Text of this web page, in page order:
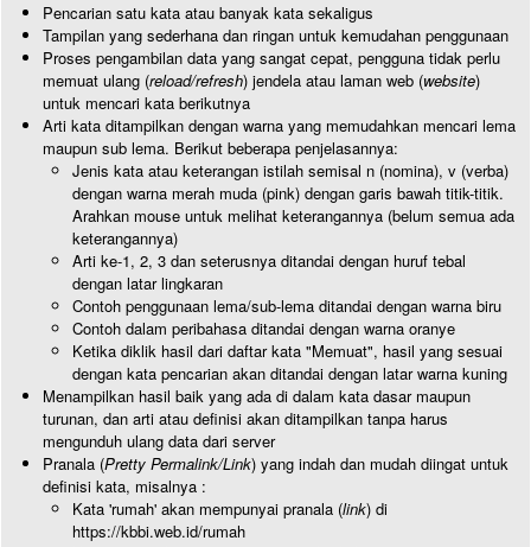
Pencarian satu kata atau banyak kata sekaligus
Tampilan yang sederhana dan ringan untuk kemudahan penggunaan
Proses pengambilan data yang sangat cepat, pengguna tidak perlu
memuat ulang (reload/refresh) jendela atau laman web (website)
untuk mencari kata berikutnya
Arti kata ditampilkan dengan warna yang memudahkan mencari lema
maupun sub lema. Berikut beberapa penjelasannya:
Jenis kata atau keterangan istilah semisal n (nomina), v (verba)
dengan warna merah muda (pink) dengan garis bawah titik-titik.
Arahkan mouse untuk melihat keterangannya (belum semua ada
keterangannya)
Arti ke-1, 2, 3 dan seterusnya ditandai dengan huruf tebal
dengan latar lingkaran
Contoh penggunaan lema/sub-lema ditandai dengan warna biru
Contoh dalam peribahasa ditandai dengan warna oranye
Ketika diklik hasil dari daftar kata "Memuat", hasil yang sesuai
dengan kata pencarian akan ditandai dengan latar warna kuning
Menampilkan hasil baik yang ada di dalam kata dasar maupun
turunan, dan arti atau definisi akan ditampilkan tanpa harus
mengunduh ulang data dari server
Pranala (Pretty Permalink/Link) yang indah dan mudah diingat untuk
definisi kata, misalnya :
Kata 'rumah' akan mempunyai pranala (link) di
https://kbbi.web.id/rumah